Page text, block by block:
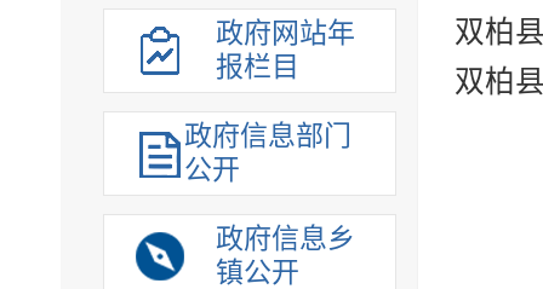
政府网站年
报栏目
政府信息部门
公开
政府信息乡
镇公开
双柏
双柏